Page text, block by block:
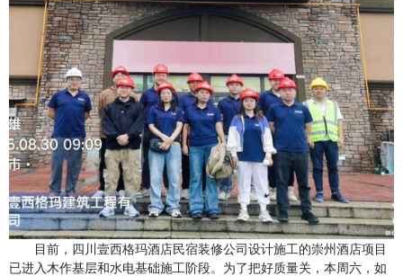
目前，四川壹西格玛酒店民宿装修公司设计施工的崇州酒店项目
已进入木作基层和水电基础施工阶段。为了把好质量关， 本周六，如